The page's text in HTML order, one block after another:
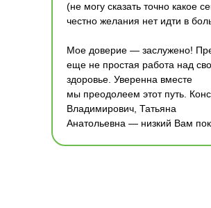
(не могу сказать точно какое
честно желания нет идти в
Мое доверие — заслужено!
еще не простая работа над
здоровье. Уверенна вместе
мы преодолеем этот путь.
Владимирович, Татьяна
Анатольевна — низкий Вам